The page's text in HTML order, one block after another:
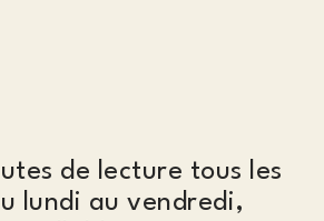
de lecture tous les
lundi au vendredi,